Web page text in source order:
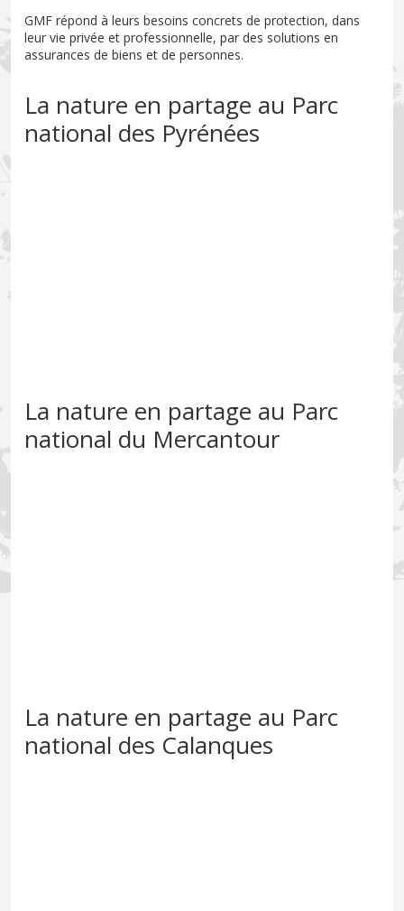
GMF répond à leurs besoins concrets de protection, dans
leur vie privée et professionnelle, par des solutions en
assurances de biens et de personnes.
La nature en partage au Parc
national des Pyrénées
La nature en partage au Parc
national du Mercantour
La nature en partage au Parc
national des Calanques